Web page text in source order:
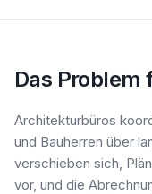
Das
Architekturbüros
und Bauherren über
verschieben sich,
vor, und die